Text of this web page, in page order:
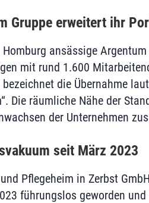
Gruppe erweitert ihr
Homburg ansässige
mit rund 1.600
die Übernahme
Die räumliche Nähe der
der Unternehmen
seit März 2023
Pflegeheim in Zerbst
führungslos geworden